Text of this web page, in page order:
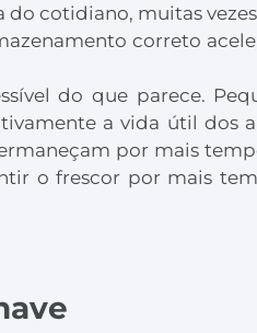
cotidiano, muitas
correto
do que parece.
a vida útil dos
por mais
o frescor por mais